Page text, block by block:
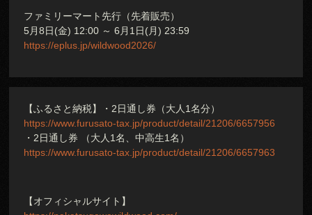
ファミリーマート先行（先着販売）
5月8日(金) 12:00 ～ 6月1日(月) 23:59
https://eplus.jp/wildwood2026/
【ふるさと納税】・2日通し券（大人1名分）
https://www.furusato-tax.jp/product/detail/21206/6657956
・2日通し券 （大人1名、中高生1名）
https://www.furusato-tax.jp/product/detail/21206/6657963
【オフィシャルサイト】